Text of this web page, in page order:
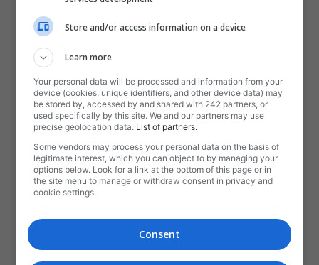
Store and/or access information on a device
Learn more
Your personal data will be processed and information from your
device (cookies, unique identifiers, and other device data) may
be stored by, accessed by and shared with 242 partners, or
used specifically by this site. We and our partners may use
precise geolocation data. List of partners.
Some vendors may process your personal data on the basis of
legitimate interest, which you can object to by managing your
options below. Look for a link at the bottom of this page or in
the site menu to manage or withdraw consent in privacy and
cookie settings.
Consent